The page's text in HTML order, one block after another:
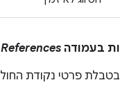
References
בטבלת פרטי נקודת